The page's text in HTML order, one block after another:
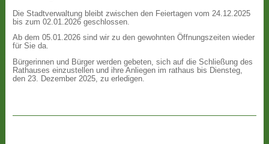
Die Stadtverwaltung bleibt zwischen den Feiertagen vom 24.12.2025
bis zum 02.01.2026 geschlossen.
Ab dem 05.01.2026 sind wir zu den gewohnten Öffnungszeiten wieder
für Sie da.
Bürgerinnen und Bürger werden gebeten, sich auf die Schließung des
Rathauses einzustellen und ihre Anliegen im rathaus bis Diensteg,
den 23. Dezember 2025, zu erledigen.